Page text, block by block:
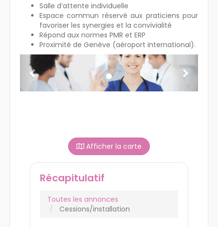
Salle d’attente individuelle
Espace commun réservé aux praticiens pour
favoriser les synergies et la convivialité
Répond aux normes PMR et ERP
Proximité de Genève (aéroport international).
Previous
Afficher la carte
Récapitulatif
Toutes les annonces
Cessions/installation